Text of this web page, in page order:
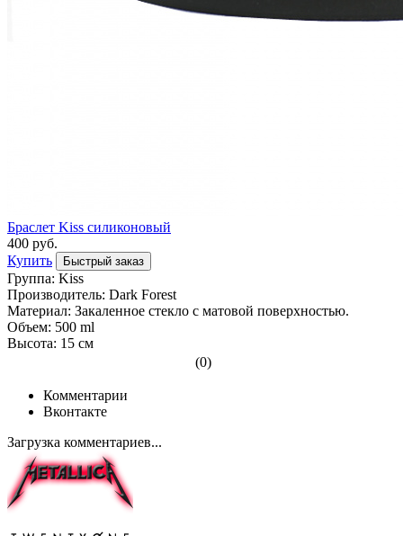
Браслет Kiss силиконовый
400 руб.
Купить
Быстрый заказ
Группа: Kiss
Производитель: Dark Forest
Материал: Закаленное стекло с матовой поверхностью.
Объем: 500 ml
Высота: 15 cм
(0)
Комментарии
Вконтакте
Загрузка комментариев...